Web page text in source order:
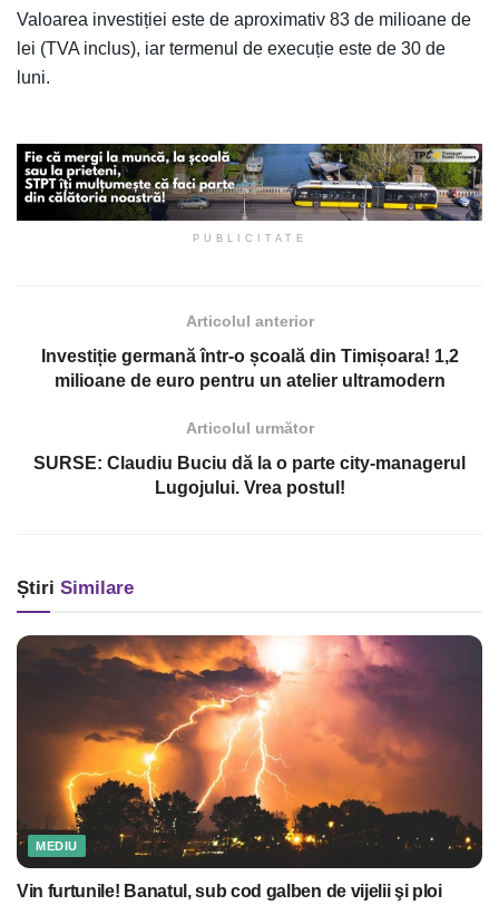
Valoarea investiției este de aproximativ 83 de milioane de
lei (TVA inclus), iar termenul de execuție este de 30 de
luni.
PUBLICITATE
Articolul anterior
Investiție germană într-o școală din Timișoara! 1,2
milioane de euro pentru un atelier ultramodern
Articolul următor
SURSE: Claudiu Buciu dă la o parte city-managerul
Lugojului. Vrea postul!
Știri Similare
MEDIU
Vin furtunile! Banatul, sub cod galben de vijelii şi ploi